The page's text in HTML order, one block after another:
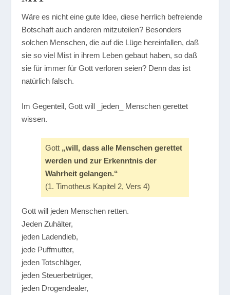
Wäre es nicht eine gute Idee, diese herrlich befreiende
Botschaft auch anderen mitzuteilen? Besonders
solchen Menschen, die auf die Lüge hereinfallen, daß
sie so viel Mist in ihrem Leben gebaut haben, so daß
sie für immer für Gott verloren seien? Denn das ist
natürlich falsch.
Im Gegenteil, Gott will _jeden_ Menschen gerettet
wissen.
Gott „will, dass alle Menschen gerettet
werden und zur Erkenntnis der
Wahrheit gelangen.“
(1. Timotheus Kapitel 2, Vers 4)
Gott will jeden Menschen retten.
Jeden Zuhälter,
jeden Ladendieb,
jede Puffmutter,
jeden Totschläger,
jeden Steuerbetrüger,
jeden Drogendealer,